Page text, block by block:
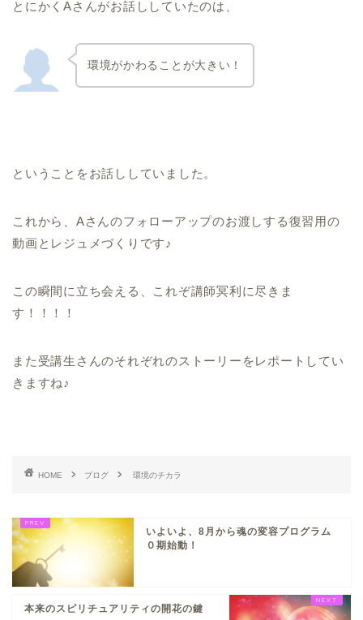
とにかくAさんがお話ししていたのは、
環境がかわることが大きい！
ということをお話ししていました。
これから、Aさんのフォローアップのお渡しする復習用の
動画とレジュメづくりです♪
この瞬間に立ち会える、これぞ講師冥利に尽きま
す！！！！
また受講生さんのそれぞれのストーリーをレポートしてい
きますね♪
HOME ブログ 環境のチカラ
いよいよ、8月から魂の変容プログラム
０期始動！
本来のスピリチュアリティの開花の鍵